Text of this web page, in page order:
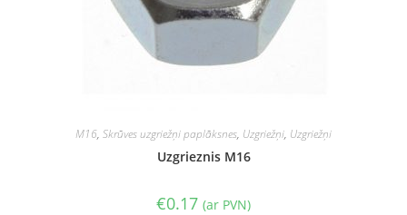
M16, Skrūves uzgriežņi paplāksnes, Uzgriežņi, Uzgriežņi
Uzgrieznis M16
€0.17 (ar PVN)